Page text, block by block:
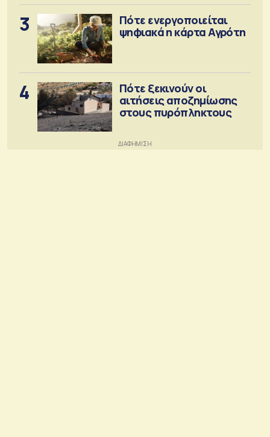
3
Πότε ενεργοποιείται
ψηφιακά η κάρτα Αγρότη
4
Πότε ξεκινούν οι
αιτήσεις αποζημίωσης
στους πυρόπληκτους